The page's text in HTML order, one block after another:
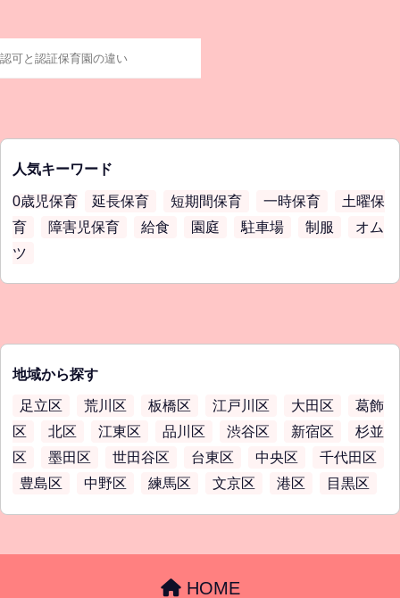
人気キーワード
0歳児保育 延長保育 短期間保育 一時保育
土曜保
育
障害児保育 給食 園庭 駐車場 制服
オム
ツ
地域から探す
足立区 荒川区 板橋区 江戸川区 大田区
葛飾
区
北区 江東区 品川区 渋谷区 新宿区
杉並
区
墨田区 世田谷区 台東区 中央区
千代田区
豊島区
中野区 練馬区 文京区 港区 目黒区
HOME